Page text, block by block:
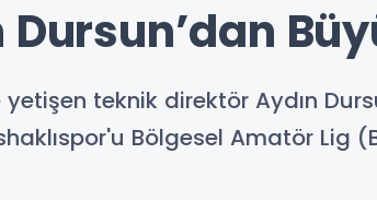
Dursun’dan
teknik direktör Aydın
Bölgesel Amatör Lig